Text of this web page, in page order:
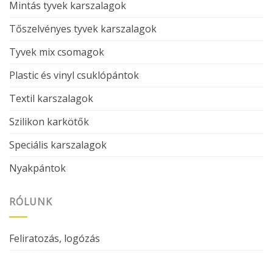
Mintás tyvek karszalagok
Tőszelvényes tyvek karszalagok
Tyvek mix csomagok
Plastic és vinyl csuklópántok
Textil karszalagok
Szilikon karkötők
Speciális karszalagok
Nyakpántok
RÓLUNK
Feliratozás, logózás